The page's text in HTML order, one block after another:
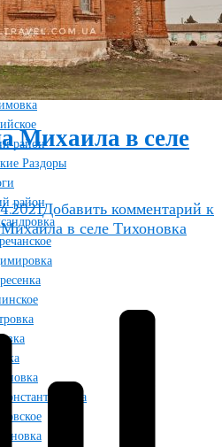
район
Круча
район
Раздоры
район
Михаила в селе
Добавить комментарий к
в селе Тихоновка